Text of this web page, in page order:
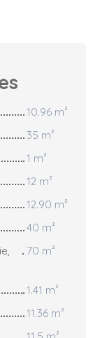
10.96 m²
35 m²
1 m²
12 m²
12.90 m²
40 m²
70 m²
1.41 m²
11.36 m²